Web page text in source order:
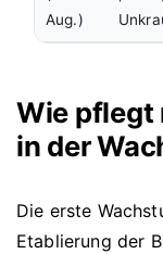
Aug.)
Wie pflegt
in der
Die erste
Etablierung der